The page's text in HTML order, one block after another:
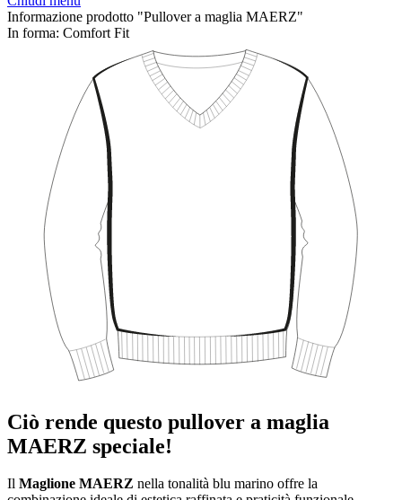
Informazione prodotto "Pullover a maglia MAERZ"
In forma: Comfort Fit
Ciò rende questo pullover a maglia
MAERZ speciale!
Il Maglione MAERZ nella tonalità blu marino offre la